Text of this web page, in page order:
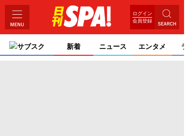
ログイン
会員登録
サブスク 新着 ニュース エンタメ